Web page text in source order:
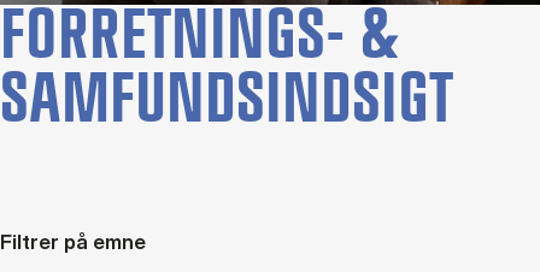
FORRETNINGS- &
SAMFUNDSINDSIGT
Filtrer på emne